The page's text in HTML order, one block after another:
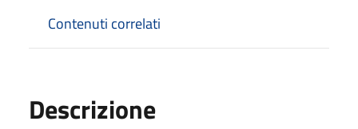
Contenuti correlati
Descrizione